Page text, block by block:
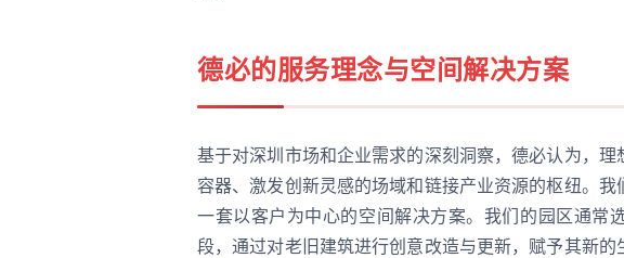
德必的服务理念与空间解决方案
基于对深圳市场和企业需求的深刻洞察，德必认为，
容器、激发创新灵感的场域和链接产业资源的枢纽。
一套以客户为中心的空间解决方案。我们的园区通常
段，通过对老旧建筑进行创意改造与更新，赋予其新